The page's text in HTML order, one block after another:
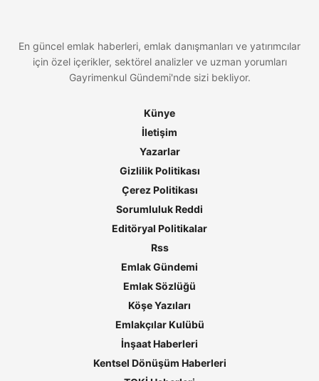
En güncel emlak haberleri, emlak danışmanları ve yatırımcılar
için özel içerikler, sektörel analizler ve uzman yorumları
Gayrimenkul Gündemi'nde sizi bekliyor.
Künye
İletişim
Yazarlar
Gizlilik Politikası
Çerez Politikası
Sorumluluk Reddi
Editöryal Politikalar
Rss
Emlak Gündemi
Emlak Sözlüğü
Köşe Yazıları
Emlakçılar Kulübü
İnşaat Haberleri
Kentsel Dönüşüm Haberleri